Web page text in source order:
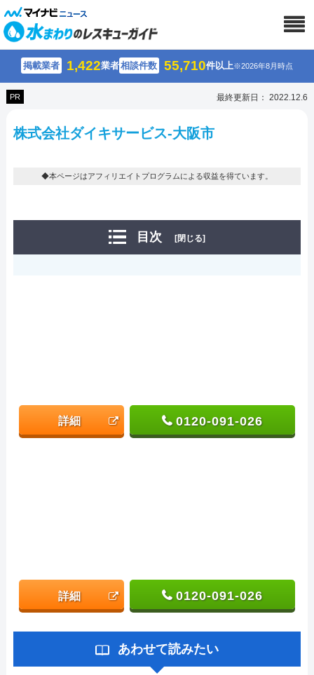
掲載業者 1,422業者相談件数 55,710件以上※2026年8月時点
PR 最終更新日： 2022.12.6
株式会社ダイキサービス-大阪市
◆本ページはアフィリエイトプログラムによる収益を得ています。
目次 [閉じる]
詳細 0120-091-026
詳細 0120-091-026
あわせて読みたい